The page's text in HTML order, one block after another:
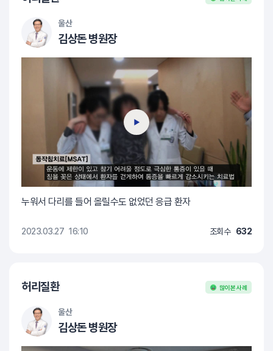
울산
김상돈 병원장
누워서 다리를 들어 올릴수도 없었던 응급 환자
2023.03.27 16:10 조회수 632
허리질환 많이 본 사례
울산
김상돈 병원장